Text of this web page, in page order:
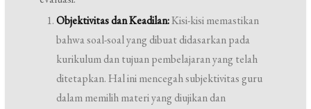
Objektivitas dan Keadilan:Kisi-kisi memastikan
bahwa soal-soal yang dibuat didasarkan pada
kurikulum dan tujuan pembelajaran yang telah
ditetapkan. Hal ini mencegah subjektivitas guru
dalam memilih materi yang diujikan dan